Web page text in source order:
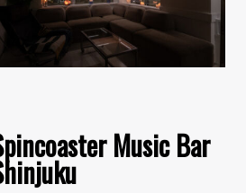
Music Bar